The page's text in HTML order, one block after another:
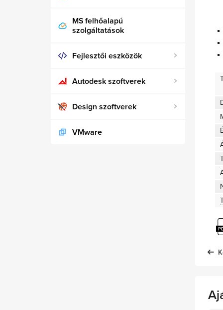
MS felhőalapú
szolgáltatások
Fejlesztői eszközök
Autodesk szoftverek
Design szoftverek
VMware